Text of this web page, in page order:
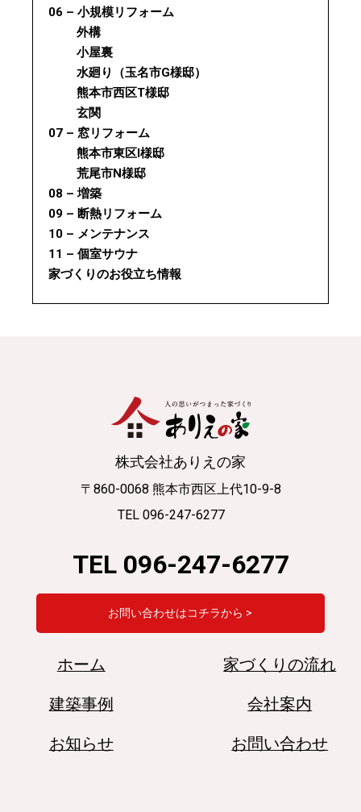
06 – 小規模リフォーム
外構
小屋裏
水廻り（玉名市G様邸）
熊本市西区T様邸
玄関
07 – 窓リフォーム
熊本市東区I様邸
荒尾市N様邸
08 – 増築
09 – 断熱リフォーム
10 – メンテナンス
11 – 個室サウナ
家づくりのお役立ち情報
株式会社ありえの家
〒860-0068 熊本市西区上代10-9-8
TEL 096-247-6277
TEL 096-247-6277
お問い合わせはコチラから >
ホーム 家づくりの流れ
建築事例 会社案内
お知らせ お問い合わせ